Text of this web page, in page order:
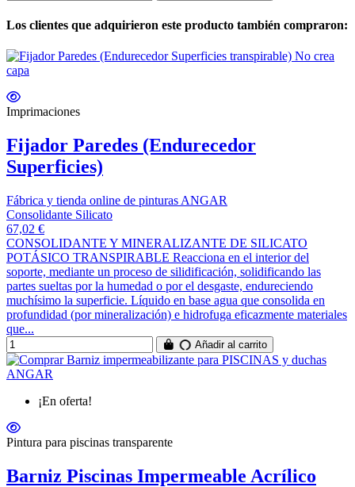
Los clientes que adquirieron este producto también compraron:
Imprimaciones
Fijador Paredes (Endurecedor
Superficies)
Fábrica y tienda online de pinturas ANGAR
Consolidante Silicato
67,02 €
CONSOLIDANTE Y MINERALIZANTE DE SILICATO
POTÁSICO TRANSPIRABLE Reacciona en el interior del
soporte, mediante un proceso de silidificación, solidificando las
partes sueltas por la humedad o por el desgaste, endureciendo
muchísimo la superficie. Líquido en base agua que consolida en
profundidad (por mineralización) e hidrofuga eficazmente materiales
que...
Añadir al carrito
¡En oferta!
Pintura para piscinas transparente
Barniz Piscinas Impermeable Acrílico